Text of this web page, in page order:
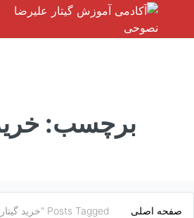
محتوا
برچسب:
صفحه اصلی Posts Tagged "خرید گیتار"